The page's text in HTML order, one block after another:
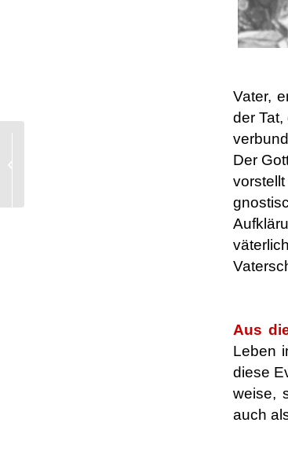
Vater,
der
Der
vorstellt
Aus
Leben
diese
weise,
auch